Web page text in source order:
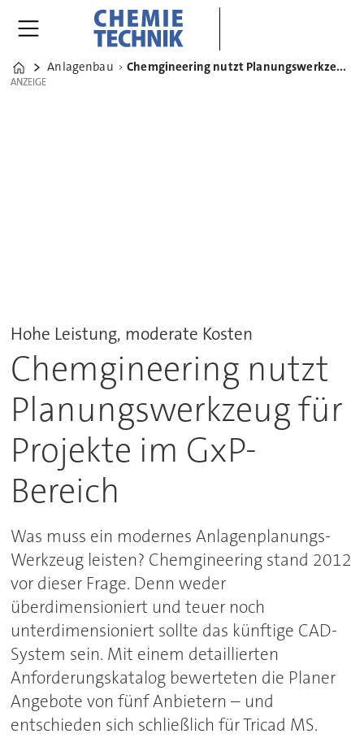
Home
Anlagenbau Chemgineering nutzt Planungswerkzeug für Projekte im GxP-Bereich
ANZEIGE
ANZEIGE
Hohe Leistung, moderate Kosten
Chemgineering nutzt
Planungswerkzeug für
Projekte im GxP-
Bereich
Was muss ein modernes Anlagenplanungs-
Werkzeug leisten? Chemgineering stand 2012
vor dieser Frage. Denn weder
überdimensioniert und teuer noch
unterdimensioniert sollte das künftige CAD-
System sein. Mit einem detaillierten
Anforderungskatalog bewerteten die Planer
Angebote von fünf Anbietern – und
entschieden sich schließlich für Tricad MS.